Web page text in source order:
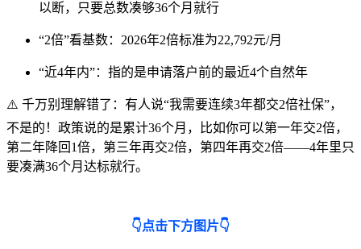
以断，只要总数凑够36个月就行
“2倍”看基数：2026年2倍标准为22,792元/月
“近4年内”：指的是申请落户前的最近4个自然年
⚠️ 千万别理解错了：有人说“我需要连续3年都交2倍社保”，
不是的！政策说的是累计36个月，比如你可以第一年交2倍，
第二年降回1倍，第三年再交2倍，第四年再交2倍——4年里只
要凑满36个月达标就行。
👇点击下方图片👇